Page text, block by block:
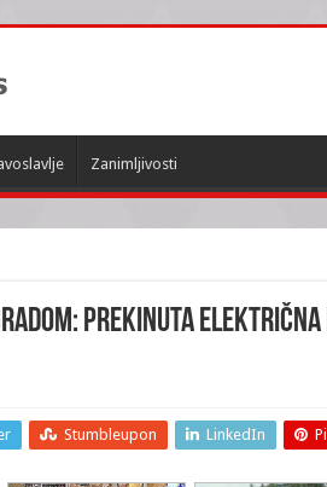
Zanimljivosti
Prekinuta električna
Stumbleupon LinkedIn